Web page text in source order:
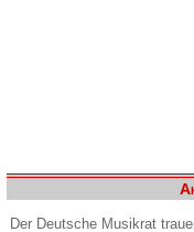
Der Deutsche Musikrat